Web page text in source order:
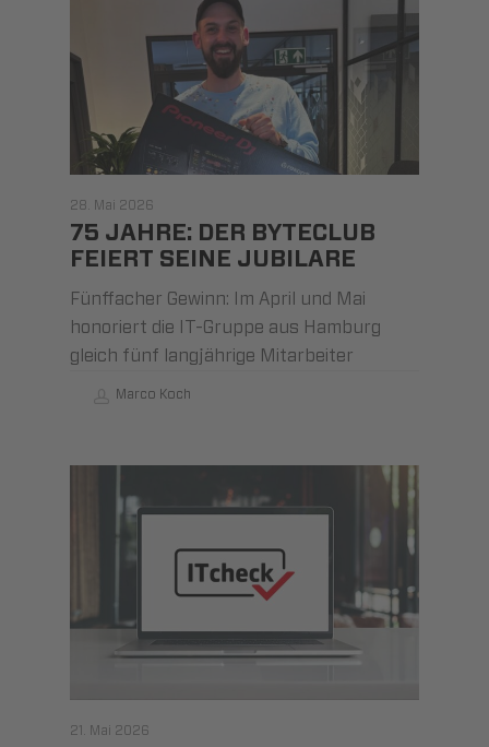
28. Mai 2026
75 JAHRE: DER BYTECLUB
FEIERT SEINE JUBILARE
Fünffacher Gewinn: Im April und Mai
honoriert die IT-Gruppe aus Hamburg
gleich fünf langjährige Mitarbeiter
Marco Koch
21. Mai 2026